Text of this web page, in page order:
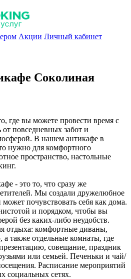
Акции Личный кабинет
Соколиная
где вы можете провести время с
от повседневных забот и
В нашем антикафе в
нужно для комфортного
пространство, настольные
- это то, что сразу же
Мы создали дружелюбное
почувствовать себя как дома.
и порядком, чтобы вы
без каких-либо неудобств.
отдыха: комфортные диваны,
также отдельные комнаты, где
совещание, праздник
или семьей. Печеньки и чай/
Расписание мероприятий
социальных сетях.